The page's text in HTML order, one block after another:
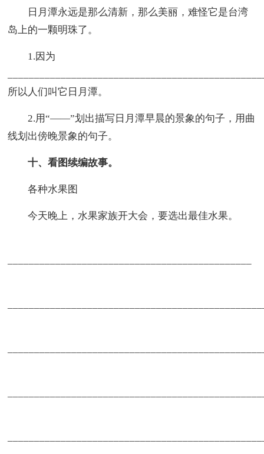
日月潭永远是那么清新，那么美丽，难怪它是台湾
岛上的一颗明珠了。
1.因为
所以人们叫它日月潭。
2.用“——”划出描写日月潭早晨的景象的句子，用曲
线划出傍晚景象的句子。
十、看图续编故事。
各种水果图
今天晚上，水果家族开大会，要选出最佳水果。